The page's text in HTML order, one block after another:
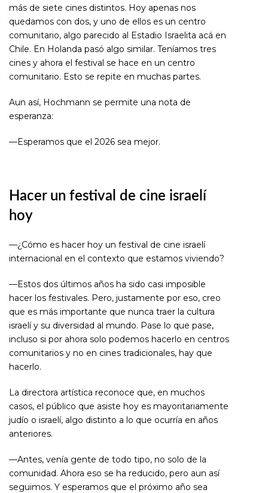
más de siete cines distintos. Hoy apenas nos
quedamos con dos, y uno de ellos es un centro
comunitario, algo parecido al Estadio Israelita acá en
Chile. En Holanda pasó algo similar. Teníamos tres
cines y ahora el festival se hace en un centro
comunitario. Esto se repite en muchas partes.
Aun así, Hochmann se permite una nota de
esperanza:
—Esperamos que el 2026 sea mejor.
Hacer un festival de cine israelí
hoy
—¿Cómo es hacer hoy un festival de cine israelí
internacional en el contexto que estamos viviendo?
—Estos dos últimos años ha sido casi imposible
hacer los festivales. Pero, justamente por eso, creo
que es más importante que nunca traer la cultura
israelí y su diversidad al mundo. Pase lo que pase,
incluso si por ahora solo podemos hacerlo en centros
comunitarios y no en cines tradicionales, hay que
hacerlo.
La directora artística reconoce que, en muchos
casos, el público que asiste hoy es mayoritariamente
judío o israelí, algo distinto a lo que ocurría en años
anteriores.
—Antes, venía gente de todo tipo, no solo de la
comunidad. Ahora eso se ha reducido, pero aun así
seguimos. Y esperamos que el próximo año sea